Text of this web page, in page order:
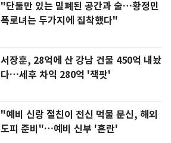
"단둘만 있는 밀폐된 공간과 술…황정민
폭로녀는 두가지에 집착했다"
서장훈, 28억에 산 강남 건물 450억 내놨
다…세후 차익 280억 '잭팟'
"예비 신랑 절친이 전신 먹물 문신, 해외
도피 준비"…예비 신부 '혼란'